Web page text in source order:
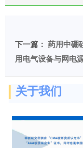
下一篇： 药用中硼
用电气设备与网电
关于我们